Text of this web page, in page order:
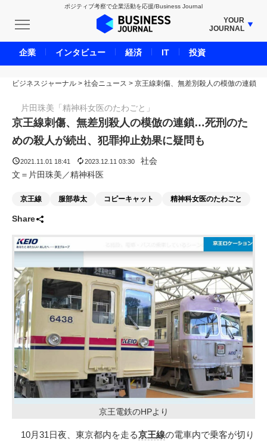
ポジティブ考察で企業活動を応援/Business Journal
YOUR
JOURNAL
BUSINESS JOURNAL
UNICORN JOURNAL
CARBON CREDITS JOURNAL
IVS JOURNAL
ENERGY MANAGEMENT JOURNAL
INBOUND JOURNAL
LIFE ENDING JOURNAL
AI JOURNAL
ビジネスジャーナル > 社会ニュース > 京王線刺傷、無差別殺人の模倣の連鎖
片田珠美「精神科女医のたわごと」
京王線刺傷、無差別殺人の模倣の連鎖…死刑のた
めの殺人が続出、犯罪抑止効果に疑問も
2021.11.01 18:41 2023.12.11 03:30
社会
文＝片田珠美／精神科医
京王線 服部恭太 コピーキャット 精神科女医のたわごと
Share
京王電鉄のHPより
10月31日夜、東京都内を走る京王線の電車内で乗客が切り
企業 インタビュー 経済 IT 投資